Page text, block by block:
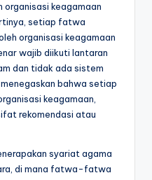
keagamaan
setiap fatwa
organisasi keagamaan
wajib diikuti lantaran
dan tidak ada sistem
bahwa setiap
keagamaan,
rekomendasi atau
syariat agama
di mana fatwa-fatwa